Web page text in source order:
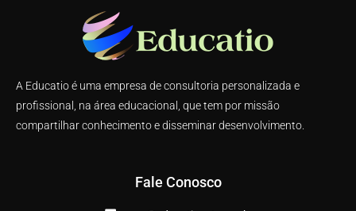
A Educatio é uma empresa de consultoria personalizada e
profissional, na área educacional, que tem por missão
compartilhar conhecimento e disseminar desenvolvimento.
Fale Conosco